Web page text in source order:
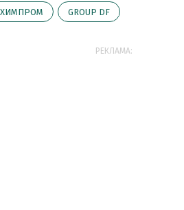
ХИМПРОМ GROUP DF
РЕКЛАМА: